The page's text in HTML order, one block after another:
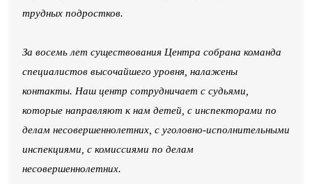
трудных подростков.
За восемь лет существования Центра собрана команда
специалистов высочайшего уровня, налажены
контакты. Наш центр сотрудничает с судьями,
которые направляют к нам детей, с инспекторами по
делам несовершеннолетних, с уголовно-исполнительными
инспекциями, с комиссиями по делам
несовершеннолетних.